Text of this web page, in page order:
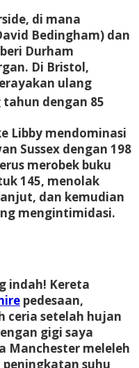
di mana
Bedingham) dan
Durham
. Di Bristol,
ulang
tahun dengan 85
Libby mendominasi
Sussex dengan 198
merobek buku
145, menolak
dan kemudian
mengintimidasi.
indah! Kereta
pedesaan,
ceria setelah hujan
gigi saya
Manchester meleleh
suhu